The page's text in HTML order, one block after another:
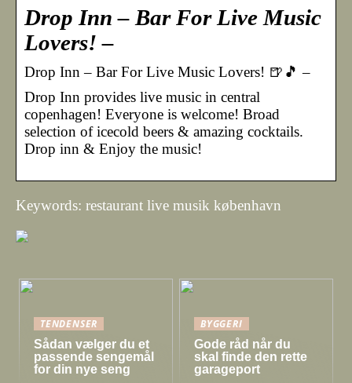
Drop Inn – Bar For Live Music
Lovers! –
Drop Inn – Bar For Live Music Lovers! 🍺🎵 –
Drop Inn provides live music in central
copenhagen! Everyone is welcome! Broad
selection of icecold beers & amazing cocktails.
Drop inn & Enjoy the music!
Keywords: restaurant live musik københavn
TENDENSER
Sådan vælger du et
passende sengemål
for din nye seng
BYGGERI
Gode råd når du
skal finde den rette
garageport